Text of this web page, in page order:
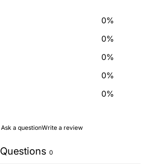
0%
0%
0%
0%
0%
Ask a questionWrite a review
Questions 0